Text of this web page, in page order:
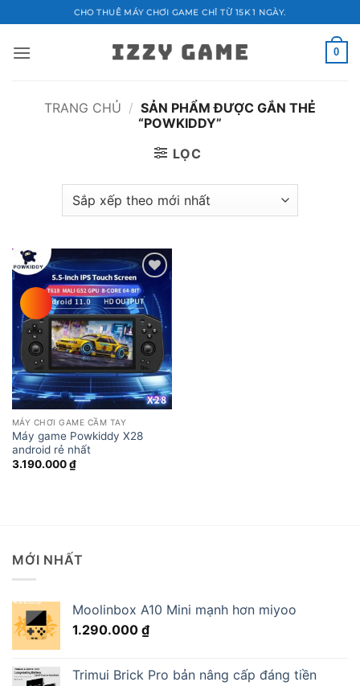
qua
nội
CHO THUÊ MÁY CHƠI GAME CHỈ TỪ 15K 1 NGÀY.
0
TRANG CHỦ / SẢN PHẨM ĐƯỢC GẮN THẺ
“POWKIDDY”
LỌC
Add to
wishlist
MÁY CHƠI GAME CẦM TAY
Máy game Powkiddy X28
android rẻ nhất
3.190.000₫
MỚI NHẤT
Moolinbox A10 Mini mạnh hơn miyoo
1.290.000 ₫
Trimui Brick Pro bản nâng cấp đáng tiền